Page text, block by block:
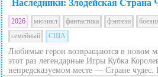
Наследники: Злодейская Страна
2026 мюзикл фантастика фэнтези
семейный
США
Любимые герои возвращаются в новом
этот раз легендарные Игры Кубка
непредсказуемом месте — Стране